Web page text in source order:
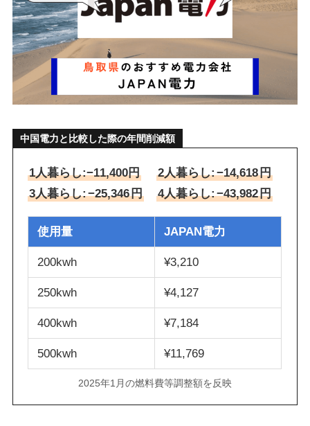
中国電力と比較した際の年間削減額
1人暮らし:−11,400円 2人暮らし:−14,618円
3人暮らし:−25,346円 4人暮らし:−43,982円
使用量 JAPAN電力
200kwh ¥3,210
250kwh ¥4,127
400kwh ¥7,184
500kwh ¥11,769
2025年1月の燃料費等調整額を反映